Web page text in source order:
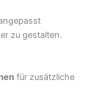
zu gestalten.
für zusätzliche